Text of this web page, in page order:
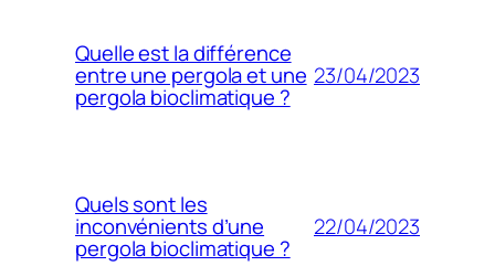
Quelle est la différence
entre une pergola et une
pergola bioclimatique ?
23/04/2023
Quels sont les
inconvénients d’une
pergola bioclimatique ?
22/04/2023